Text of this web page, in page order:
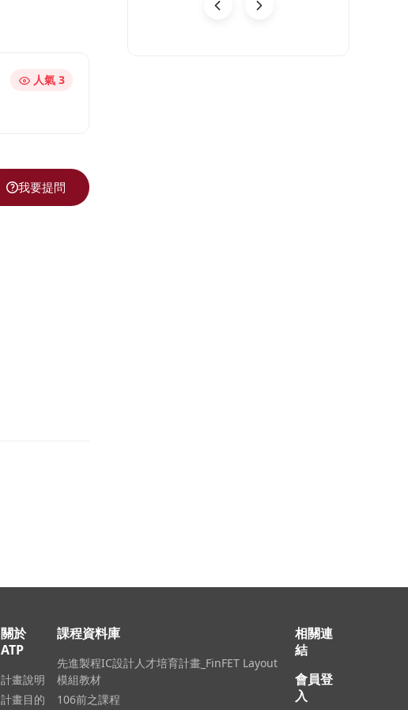
人氣 3
我要提問
關於
ATP
計畫說明
計畫目的
課程資料庫
先進製程IC設計人才培育計畫_FinFET Layout
模組教材
106前之課程
相關連
結
會員登
入